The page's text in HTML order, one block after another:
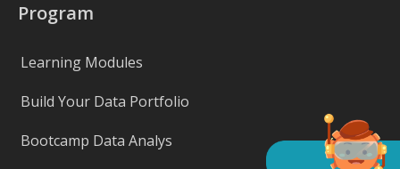
Program
Learning Modules
Build Your Data Portfolio
Bootcamp Data Analys